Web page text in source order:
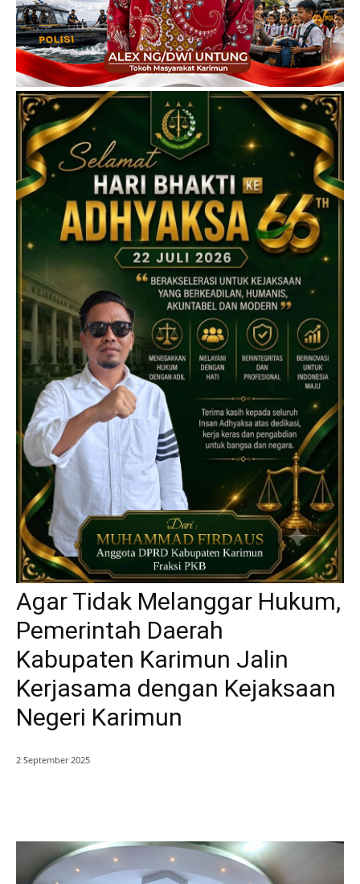
Agar Tidak Melanggar Hukum,
Pemerintah Daerah
Kabupaten Karimun Jalin
Kerjasama dengan Kejaksaan
Negeri Karimun
2 September 2025